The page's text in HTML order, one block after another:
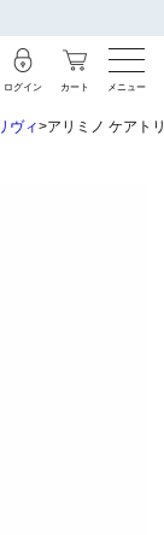
ログイン カート メニュー
ヴィ アリミノ ケアト